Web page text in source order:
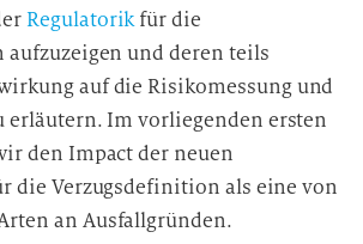
Regulatorikfür die
und deren teils
auf die Risikomessung und
erläutern. Im vorliegenden ersten
den Impact der neuen
die Verzugsdefinition als eine von
an Ausfallgründen.